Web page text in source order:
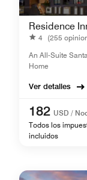
Residence
4 (255
An All-Suite
Home
Ver detalles
182 USD /
Todos los
incluidos